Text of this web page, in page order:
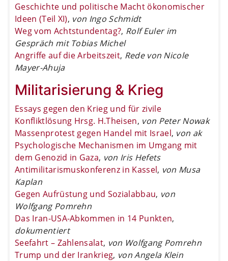
Geschichte und politische Macht ökonomischer
Ideen (Teil XI), von Ingo Schmidt
Weg vom Achtstundentag?, Rolf Euler im
Gespräch mit Tobias Michel
Angriffe auf die Arbeitszeit, Rede von Nicole
Mayer-Ahuja
Militarisierung & Krieg
Essays gegen den Krieg und für zivile
Konfliktlösung Hrsg. H.Theisen, von Peter Nowak
Massenprotest gegen Handel mit Israel, von ak
Psychologische Mechanismen im Umgang mit
dem Genozid in Gaza, von Iris Hefets
Antimilitarismuskonferenz in Kassel, von Musa
Kaplan
Gegen Aufrüstung und Sozialabbau, von
Wolfgang Pomrehn
Das Iran-USA-Abkommen in 14 Punkten,
dokumentiert
Seefahrt – Zahlensalat, von Wolfgang Pomrehn
Trump und der Irankrieg, von Angela Klein